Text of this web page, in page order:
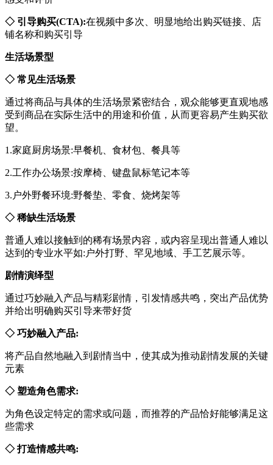
◇ 引导购买(CTA):在视频中多次、明显地给出购买链接、店
铺名称和购买引导
生活场景型
◇ 常见生活场景
通过将商品与具体的生活场景紧密结合，观众能够更直观地感
受到商品在实际生活中的用途和价值，从而更容易产生购买欲
望。
1.家庭厨房场景:早餐机、食材包、餐具等
2.工作办公场景:按摩椅、键盘鼠标笔记本等
3.户外野餐环境:野餐垫、零食、烧烤架等
◇ 稀缺生活场景
普通人难以接触到的稀有场景内容，或内容呈现出普通人难以
达到的专业水平如:户外打野、罕见地域、手工艺展示等。
剧情演绎型
通过巧妙融入产品与精彩剧情，引发情感共鸣，突出产品优势
并给出明确购买引导来带好货
◇ 巧妙融入产品:
将产品自然地融入到剧情当中，使其成为推动剧情发展的关键
元素
◇ 塑造角色需求:
为角色设定特定的需求或问题，而推荐的产品恰好能够满足这
些需求
◇ 打造情感共鸣: